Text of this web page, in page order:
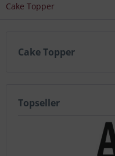
Cake Topper
Cake Topper
Topseller